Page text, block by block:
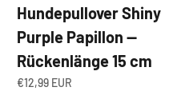
Hundepullover Shiny
Purple Papillon —
Rückenlänge 15 cm
Angebot
€12,99 EUR